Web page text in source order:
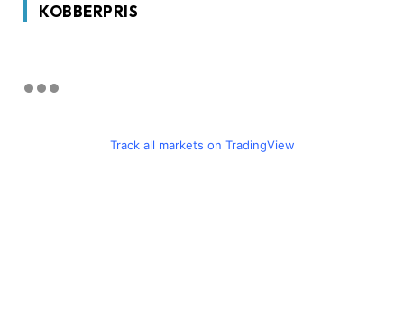
KOBBERPRIS
Track all markets on TradingView